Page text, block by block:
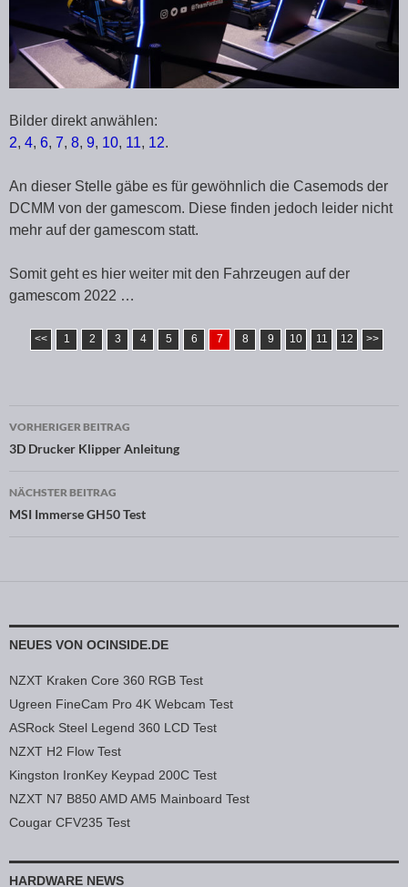
Bilder direkt anwählen:
2, 4, 6, 7, 8, 9, 10, 11, 12.
An dieser Stelle gäbe es für gewöhnlich die Casemods der
DCMM von der gamescom. Diese finden jedoch leider nicht
mehr auf der gamescom statt.
Somit geht es hier weiter mit den Fahrzeugen auf der
gamescom 2022 …
<< 1 2 3 4 5 6 7 8 9 10 11 12 >>
Beitragsnavigation
VORHERIGER BEITRAG
3D Drucker Klipper Anleitung
NÄCHSTER BEITRAG
MSI Immerse GH50 Test
NEUES VON OCINSIDE.DE
NZXT Kraken Core 360 RGB Test
Ugreen FineCam Pro 4K Webcam Test
ASRock Steel Legend 360 LCD Test
NZXT H2 Flow Test
Kingston IronKey Keypad 200C Test
NZXT N7 B850 AMD AM5 Mainboard Test
Cougar CFV235 Test
HARDWARE NEWS